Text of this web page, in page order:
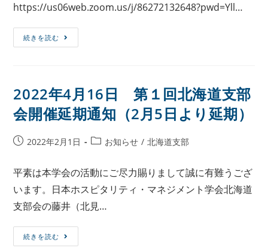
https://us06web.zoom.us/j/86272132648?pwd=Yll…
続きを読む
2022年4月16日 第１回北海道支部
会開催延期通知（2月5日より延期）
2022年2月1日 お知らせ / 北海道支部
平素は本学会の活動にご尽力賜りまして誠に有難うござ
います。日本ホスピタリティ・マネジメント学会北海道
支部会の藤井（北見…
続きを読む